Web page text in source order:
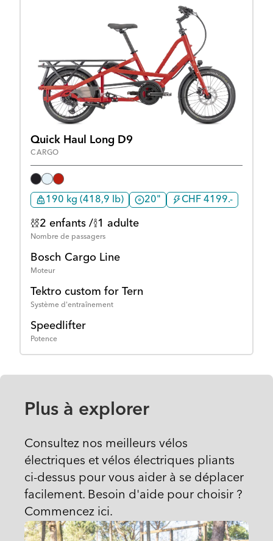
Quick Haul Long D9
CARGO
190 kg (418,9 lb) 20" CHF 4199.-
2 enfants / 1 adulte
Nombre de passagers
Bosch Cargo Line
Moteur
Tektro custom for Tern
Système d'entraînement
Speedlifter
Potence
Plus à explorer
Consultez nos meilleurs vélos
électriques et vélos électriques pliants
ci-dessus pour vous aider à se déplacer
facilement. Besoin d'aide pour choisir ?
Commencez ici.